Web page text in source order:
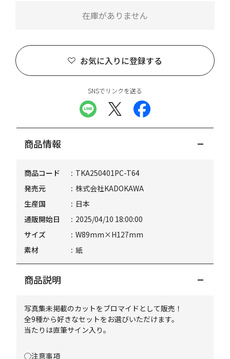
お気に入りに登録する
在庫がありません
SNSでリンクを送る
商品情報
商品コード
TKA250401PC-T64
発売元
株式会社KADOKAWA
生産国
日本
通販開始日
2025/04/10 18:00:00
サイズ
W89mm×H127mm
素材
紙
商品説明
写真集未掲載のカットをブロマイドとして販売！
全9種から好きなセットをお選びいただけます。
当たりは直筆サイン入り。
◯注意事項